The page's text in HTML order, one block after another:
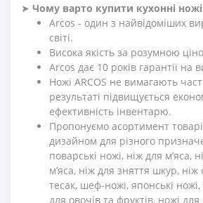
➤ Чому варто купити кухонні
Arcos - один з найвідоміших
світі.
Висока якість за розумною
Arcos дає 10 років гарантії на
Ножі ARCOS не вимагають
результаті підвищується
ефективність інвентарю.
Пропонуємо асортимент
дизайном для різного
поварські ножі, ніж для м’яса,
м’яса, ніж для зняття шкур,
тесак, шеф-ножі, японські
для овочів та фруктів, ножі